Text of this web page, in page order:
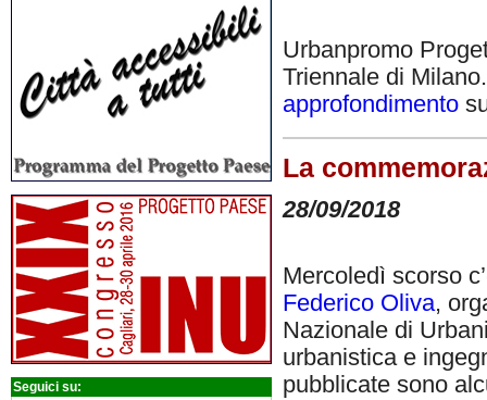
Seguici su:
Urbanpromo
Triennale di
approfondimento
La
28/09/2018
Mercoledì scorso
Federico Oliva,
Nazionale di
urbanistica e
pubblicate sono